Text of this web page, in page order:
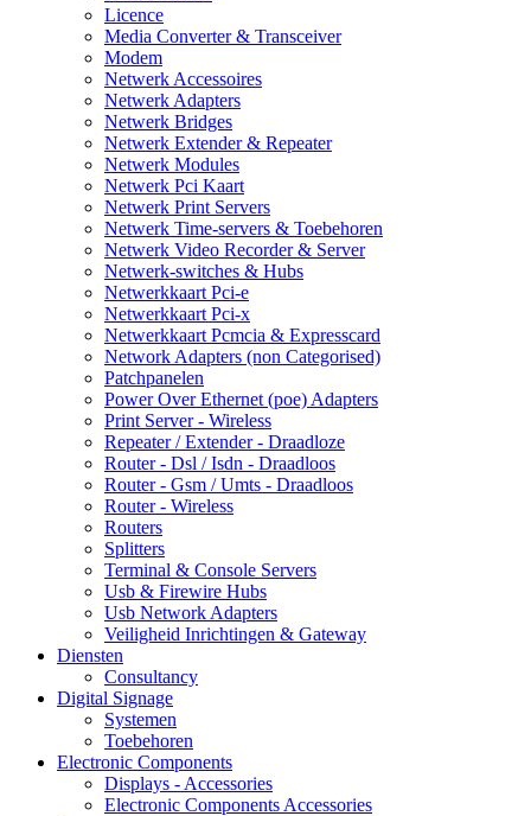
Licence
Media Converter & Transceiver
Modem
Netwerk Accessoires
Netwerk Adapters
Netwerk Bridges
Netwerk Extender & Repeater
Netwerk Modules
Netwerk Pci Kaart
Netwerk Print Servers
Netwerk Time-servers & Toebehoren
Netwerk Video Recorder & Server
Netwerk-switches & Hubs
Netwerkkaart Pci-e
Netwerkkaart Pci-x
Netwerkkaart Pcmcia & Expresscard
Network Adapters (non Categorised)
Patchpanelen
Power Over Ethernet (poe) Adapters
Print Server - Wireless
Repeater / Extender - Draadloze
Router - Dsl / Isdn - Draadloos
Router - Gsm / Umts - Draadloos
Router - Wireless
Routers
Splitters
Terminal & Console Servers
Usb & Firewire Hubs
Usb Network Adapters
Veiligheid Inrichtingen & Gateway
Diensten
Consultancy
Digital Signage
Systemen
Toebehoren
Electronic Components
Displays - Accessories
Electronic Components Accessories